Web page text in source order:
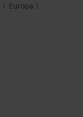
Europa